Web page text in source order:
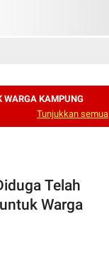
WARGA KAMPUNG
Tunjukkan semua
Telah
Warga